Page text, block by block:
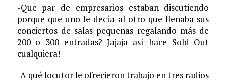
-Que par de empresarios estaban discutiendo
porque que uno le decía al otro que llenaba sus
conciertos de salas pequeñas regalando más de
200 o 300 entradas? Jajaja así hace Sold Out
cualquiera!
-A qué locutor le ofrecieron trabajo en tres radios